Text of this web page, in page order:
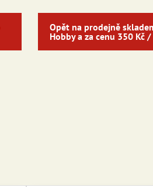
Opět na prodejně
Hobby a za cenu 350 Kč